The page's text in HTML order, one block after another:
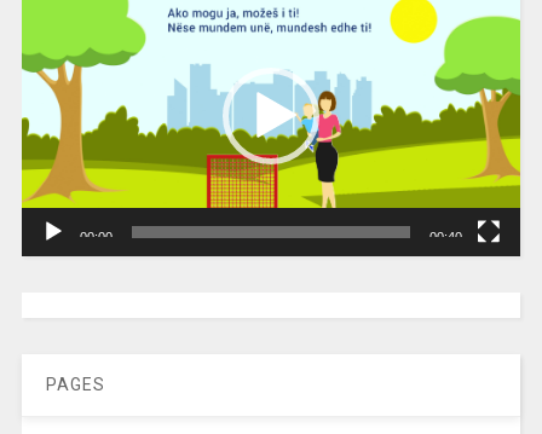
00:00 00:40
PAGES